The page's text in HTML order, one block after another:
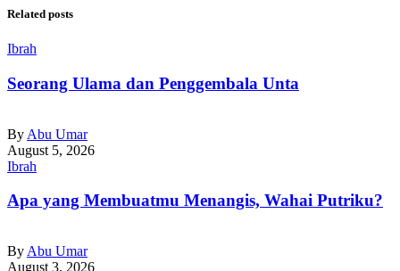
Related posts
Ibrah
Seorang Ulama dan Penggembala Unta
By Abu Umar
August 5, 2026
Ibrah
Apa yang Membuatmu Menangis, Wahai Putriku?
By Abu Umar
August 3, 2026